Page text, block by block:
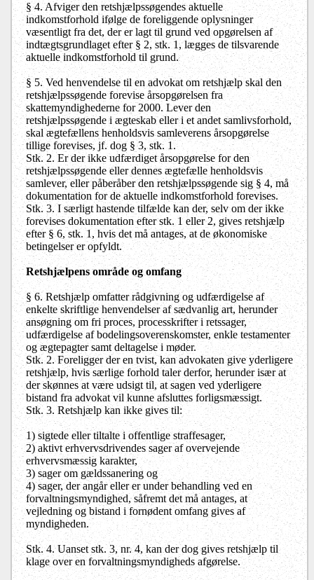
§ 4. Afviger den retshjælpssøgendes aktuelle
indkomstforhold ifølge de foreliggende oplysninger
væsentligt fra det, der er lagt til grund ved opgørelsen af
indtægtsgrundlaget efter § 2, stk. 1, lægges de tilsvarende
aktuelle indkomstforhold til grund.
§ 5. Ved henvendelse til en advokat om retshjælp skal den
retshjælpssøgende forevise årsopgørelsen fra
skattemyndighederne for 2000. Lever den
retshjælpssøgende i ægteskab eller i et andet samlivsforhold,
skal ægtefællens henholdsvis samleverens årsopgørelse
tillige forevises, jf. dog § 3, stk. 1.
Stk. 2. Er der ikke udfærdiget årsopgørelse for den
retshjælpssøgende eller dennes ægtefælle henholdsvis
samlever, eller påberåber den retshjælpssøgende sig § 4, må
dokumentation for de aktuelle indkomstforhold forevises.
Stk. 3. I særligt hastende tilfælde kan der, selv om der ikke
forevises dokumentation efter stk. 1 eller 2, gives retshjælp
efter § 6, stk. 1, hvis det må antages, at de økonomiske
betingelser er opfyldt.
Retshjælpens område og omfang
§ 6. Retshjælp omfatter rådgivning og udfærdigelse af
enkelte skriftlige henvendelser af sædvanlig art, herunder
ansøgning om fri proces, processkrifter i retssager,
udfærdigelse af bodelingsoverenskomster, enkle testamenter
og ægtepagter samt deltagelse i møder.
Stk. 2. Foreligger der en tvist, kan advokaten give yderligere
retshjælp, hvis særlige forhold taler derfor, herunder især at
der skønnes at være udsigt til, at sagen ved yderligere
bistand fra advokat vil kunne afsluttes forligsmæssigt.
Stk. 3. Retshjælp kan ikke gives til:
1) sigtede eller tiltalte i offentlige straffesager,
2) aktivt erhvervsdrivendes sager af overvejende
erhvervsmæssig karakter,
3) sager om gældssanering og
4) sager, der angår eller er under behandling ved en
forvaltningsmyndighed, såfremt det må antages, at
vejledning og bistand i fornødent omfang gives af
myndigheden.
Stk. 4. Uanset stk. 3, nr. 4, kan der dog gives retshjælp til
klage over en forvaltningsmyndigheds afgørelse.